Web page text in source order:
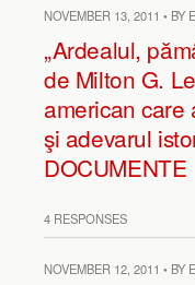
NOVEMBER 13, 2011 • BY
„Ardealul,
de Milton G.
american care
şi adevarul
DOCUMENTE
4 RESPONSES
NOVEMBER 12, 2011 • BY